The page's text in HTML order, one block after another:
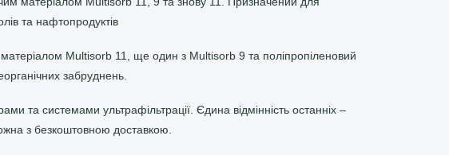
та нафтопродуктів
Multisorb 11, ще один з Multisorb 9 та поліпропіленовий
забруднень.
та системами ультрафільтрації. Єдина відмінність останніх –
з безкоштовною доставкою.